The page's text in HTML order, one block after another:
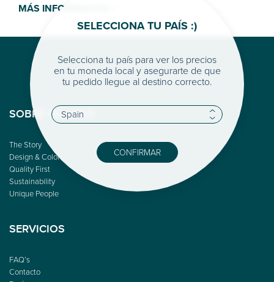
MÁS INFORMACIÓN >
SOBRE WOODYS
The Story
Design & Color
Quality First
Sustainability
Unique People
SERVICIOS
FAQ’s
Contacto
SELECCIONA TU PAÍS :)
Selecciona tu país para ver los precios
en tu moneda local y asegurarte de que
tu pedido llegue al destino correcto.
CONFIRMAR